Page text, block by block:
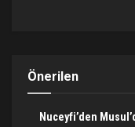
Önerilen
Nuceyfi’den